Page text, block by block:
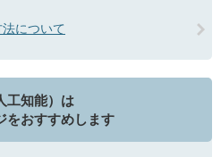
について
工知能）は
をおすすめします